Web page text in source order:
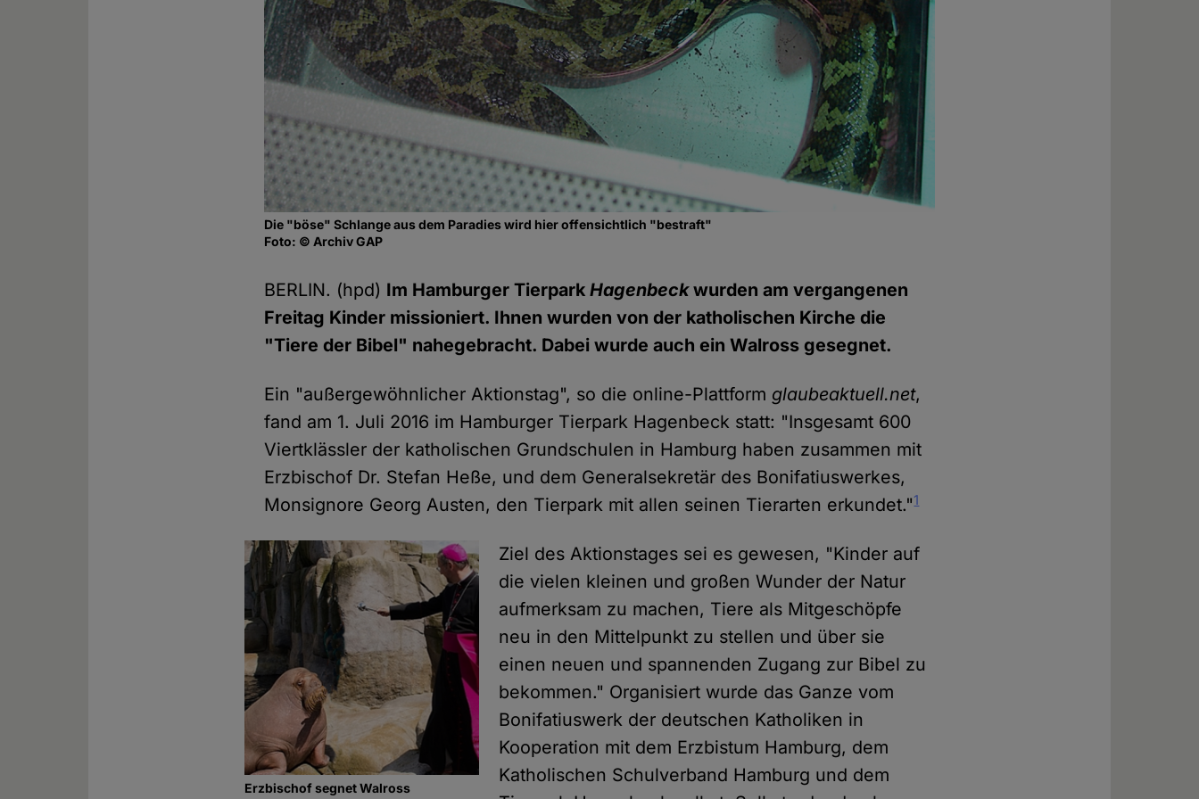
Die "böse" Schlange aus dem Paradies wird hier offensichtlich "bestraft"
Foto: © Archiv GAP
BERLIN. (hpd) Im Hamburger TierparkHagenbeckwurden am vergangenen
Freitag Kinder missioniert. Ihnen wurden von der katholischen Kirche die
"Tiere der Bibel" nahegebracht. Dabei wurde auch ein Walross gesegnet.
Ein "außergewöhnlicher Aktionstag", so die online-Plattform glaubeaktuell.net,
fand am 1. Juli 2016 im Hamburger Tierpark Hagenbeck statt: "Insgesamt 600
Viertklässler der katholischen Grundschulen in Hamburg haben zusammen mit
Erzbischof Dr. Stefan Heße, und dem Generalsekretär des Bonifatiuswerkes,
Monsignore Georg Austen, den Tierpark mit allen seinen Tierarten erkundet."1
Erzbischof segnet Walross
Ziel des Aktionstages sei es gewesen, "Kinder auf
die vielen kleinen und großen Wunder der Natur
aufmerksam zu machen, Tiere als Mitgeschöpfe
neu in den Mittelpunkt zu stellen und über sie
einen neuen und spannenden Zugang zur Bibel zu
bekommen." Organisiert wurde das Ganze vom
Bonifatiuswerk der deutschen Katholiken in
Kooperation mit dem Erzbistum Hamburg, dem
Katholischen Schulverband Hamburg und dem